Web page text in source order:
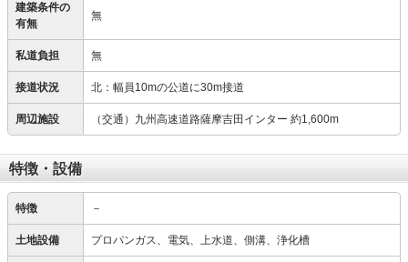
建築条件の
有無
無
私道負担 無
接道状況 北：幅員10mの公道に30m接道
周辺施設 （交通）九州高速道路薩摩吉田インター 約1,600m
特徴・設備
特徴 －
土地設備 プロパンガス、電気、上水道、側溝、浄化槽